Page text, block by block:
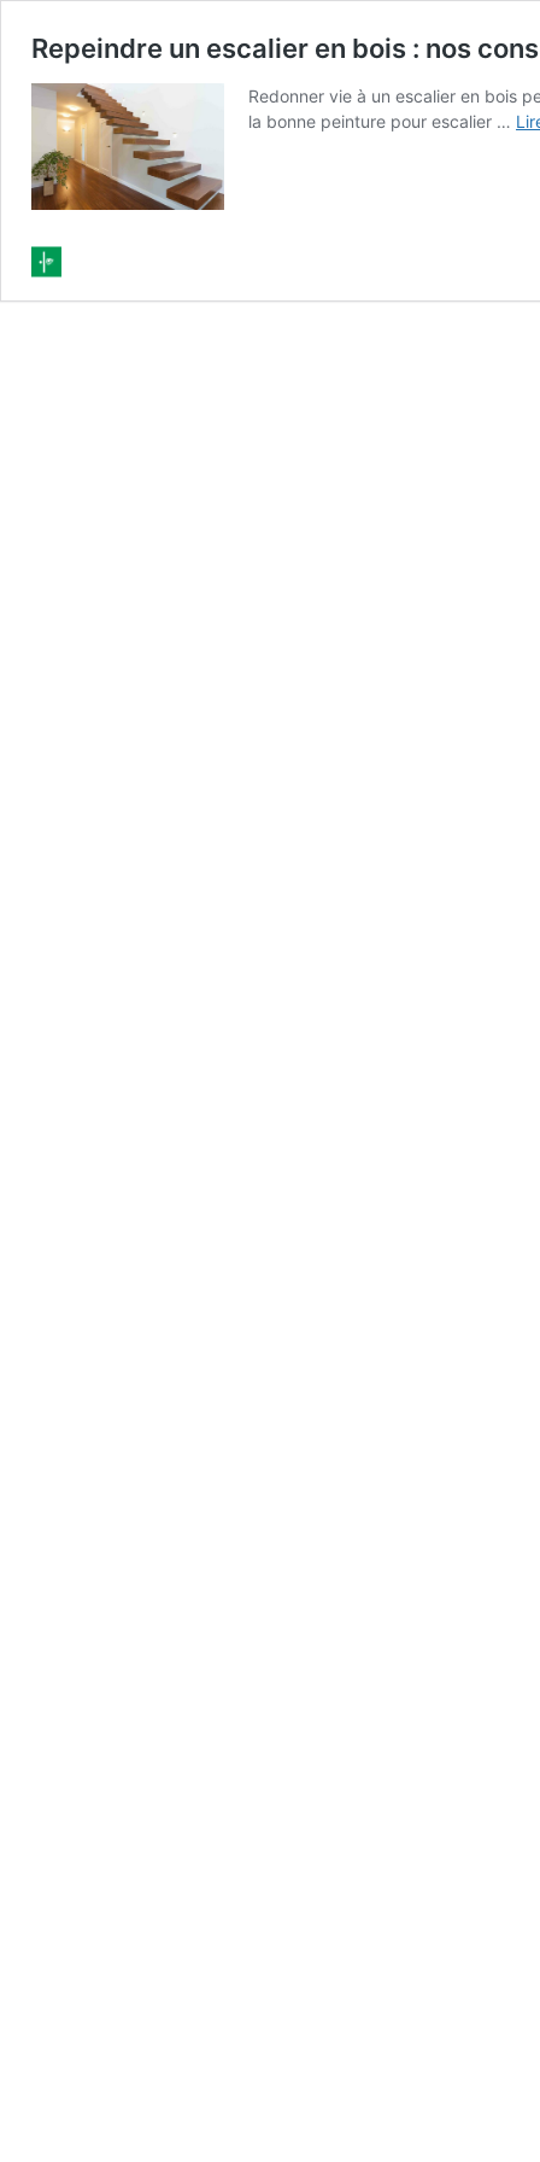
Repeindre un escalier en bois : nos
Redonner vie à un escalier en bois
la bonne peinture pour escalier …